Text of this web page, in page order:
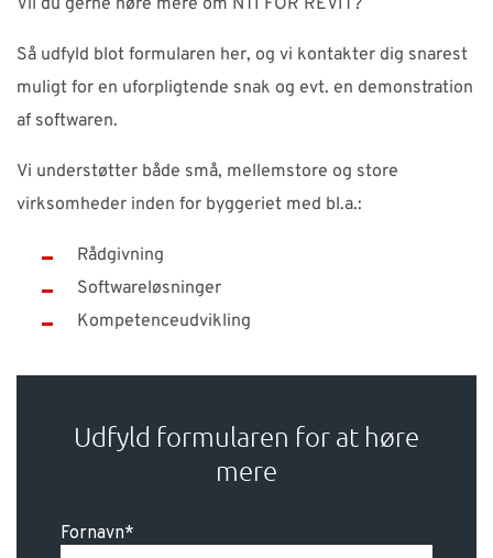
Så udfyld blot formularen her, og vi kontakter dig snarest
muligt for en uforpligtende snak og evt. en demonstration
af softwaren.
Vi understøtter både små, mellemstore og store
virksomheder inden for byggeriet med bl.a.:
Rådgivning
Softwareløsninger
Kompetenceudvikling
Udfyld formularen for at høre
mere